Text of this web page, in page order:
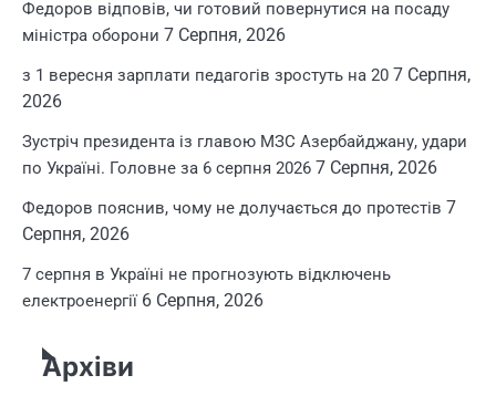
Федоров відповів, чи готовий повернутися на посаду
міністра оборони 7 Серпня, 2026
з 1 вересня зарплати педагогів зростуть на 20 7 Серпня,
2026
Зустріч президента із главою МЗС Азербайджану, удари
по Україні. Головне за 6 серпня 2026 7 Серпня, 2026
Федоров пояснив, чому не долучається до протестів 7
Серпня, 2026
7 серпня в Україні не прогнозують відключень
електроенергії 6 Серпня, 2026
Архіви